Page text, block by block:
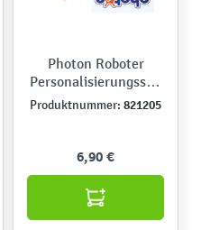
Photon Roboter
Personalisierungsstic
ker, Gesicht
Produktnummer: 821205
6,90 €